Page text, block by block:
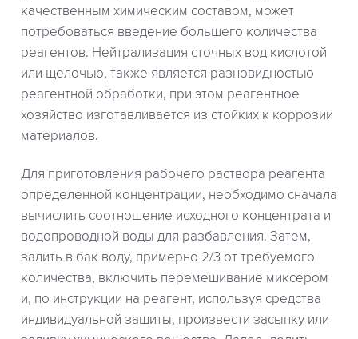
качественным химическим составом, может
потребоваться введение большего количества
реагентов. Нейтрализация сточных вод кислотой
или щелочью, также является разновидностью
реагентной обработки, при этом реагентное
хозяйство изготавливается из стойких к коррозии
материалов.
Для приготовления рабочего раствора реагента
определенной концентрации, необходимо сначала
вычислить соотношение исходного концентрата и
водопроводной воды для разбавления. Затем,
залить в бак воду, примерно 2/3 от требуемого
количества, включить перемешивание миксером
и, по инструкции на реагент, используя средства
индивидуальной защиты, произвести засыпку или